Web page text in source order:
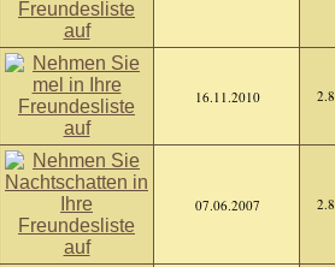
16.11.2010
07.06.2007